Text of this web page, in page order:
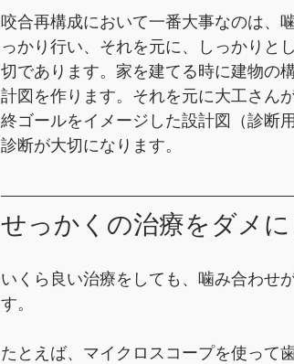
咬合再構成において一番大事なのは、
っかり行い、それを元に、しっかりと
切であります。家を建てる時に建物の
計図を作ります。それを元に大工さん
終ゴールをイメージした設計図（診断
診断が大切になります。
せっかくの治療をダメ
いくら良い治療をしても、噛み合わせ
す。
たとえば、マイクロスコープを使って